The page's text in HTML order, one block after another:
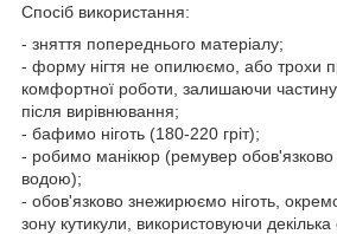
Спосіб використання:
- зняття попереднього матеріалу;
- форму нігтя не опилюємо, або трохи
комфортної роботи, залишаючи
після вирівнювання;
- бафимо ніготь (180-220 гріт);
- робимо манікюр (ремувер обов'язково
водою);
- обов'язково знежирюємо ніготь,
зону кутикули, використовуючи декілька